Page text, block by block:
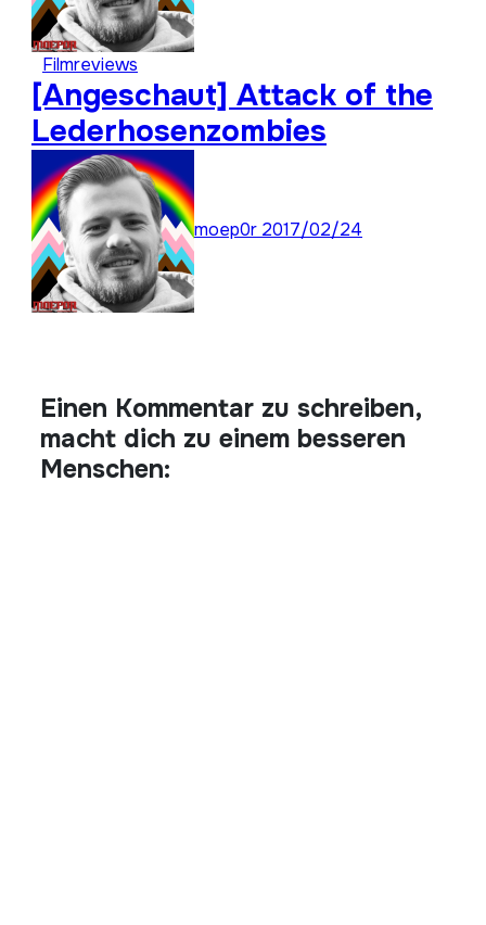
Filmreviews
[Angeschaut] Attack of the
Lederhosenzombies
moep0r 2017/02/24
Einen Kommentar zu schreiben,
macht dich zu einem besseren
Menschen: